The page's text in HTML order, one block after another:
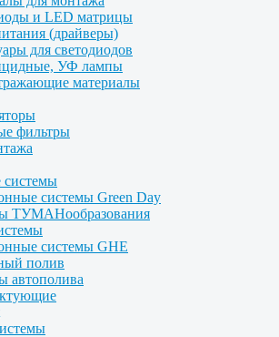
и LED матрицы
(драйверы)
для светодиодов
УФ лампы
материалы
фильтры
системы
системы Green Day
ТУМАНообразования
системы GHE
полив
автополива